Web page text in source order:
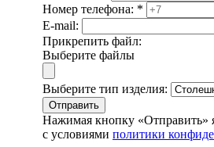
Номер телефона: *
E-mail:
Прикрепить файл:
Выберите файлы
Выберите тип изделия:
Отправить
Нажимая кнопку «Отправить»
с условиями политики